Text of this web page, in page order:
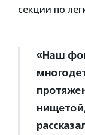
секции по
«Наш